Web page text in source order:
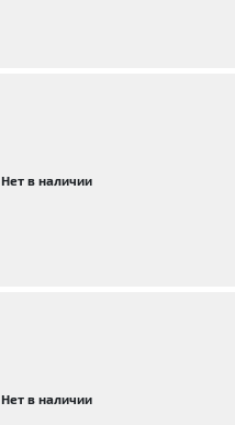
Нет в наличии
Нет в наличии